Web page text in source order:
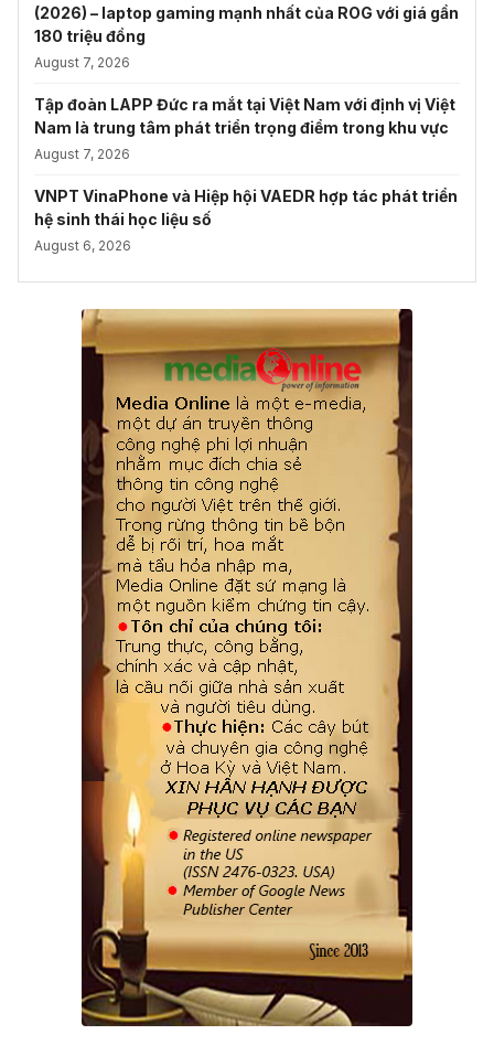
(2026) – laptop gaming mạnh nhất của ROG với giá gần
180 triệu đồng
August 7, 2026
Tập đoàn LAPP Đức ra mắt tại Việt Nam với định vị Việt
Nam là trung tâm phát triển trọng điểm trong khu vực
August 7, 2026
VNPT VinaPhone và Hiệp hội VAEDR hợp tác phát triển
hệ sinh thái học liệu số
August 6, 2026